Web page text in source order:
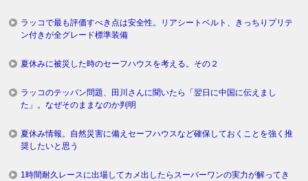
ラッコで最も評価すべき点は安全性。リアシートベルト、きっちりプリテ
ン付きが全グレード標準装備
夏休みに被災した時のセーフハウスを考える。その２
ラッコのテッパン問題、田川さんに聞いたら「翌日に中国に伝えまし
た」。なぜそのままなのか判明
夏休み情報。自然災害に備えセーフハウスなど確保しておくことを強く推
奨したいと思う
1時間耐久レースに出場してカメ出したらスーパーワンの実力が解ってき